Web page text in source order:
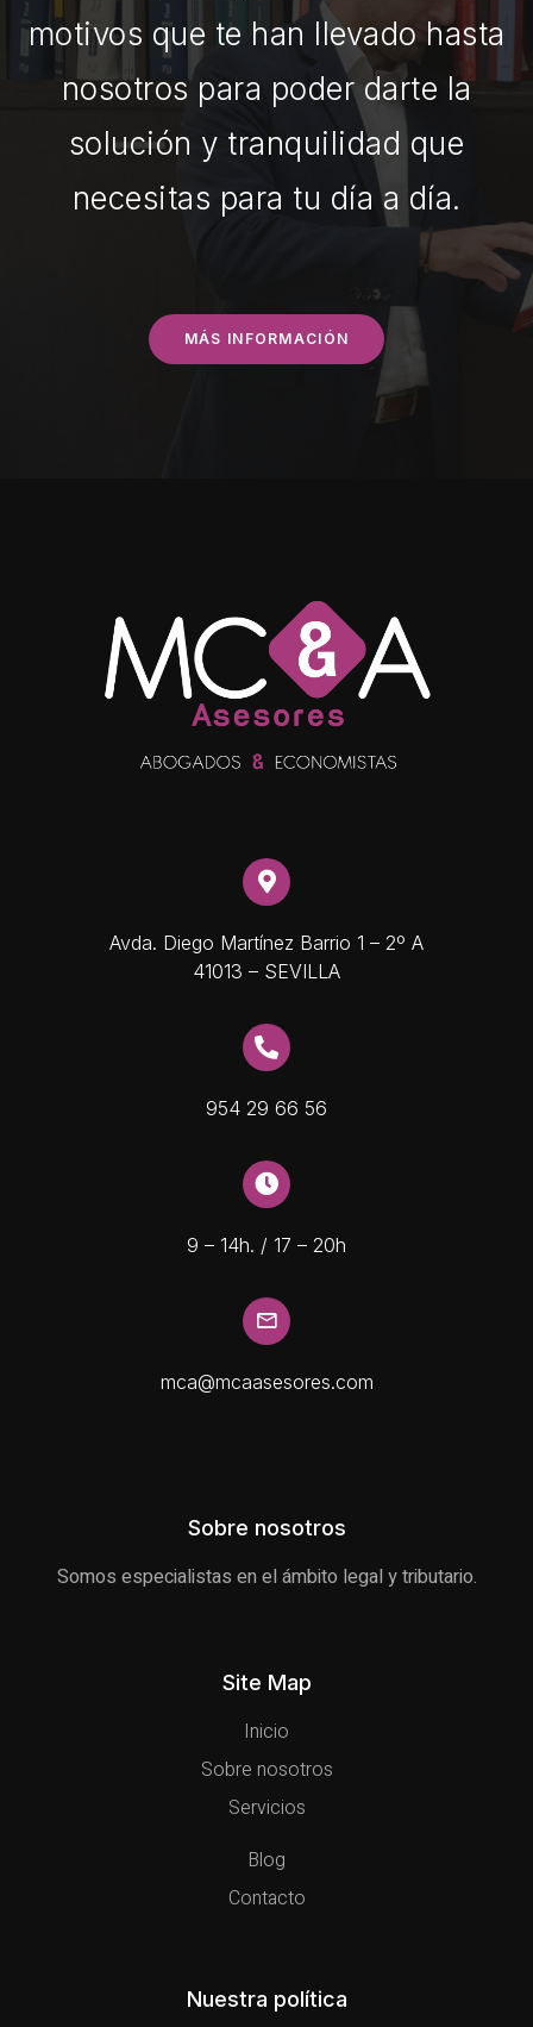
motivos que te han llevado hasta
nosotros para poder darte la
solución y tranquilidad que
necesitas para tu día a día.
MÁS INFORMACIÓN
Avda. Diego Martínez Barrio 1 – 2º A
41013 – SEVILLA
954 29 66 56
9 – 14h. / 17 – 20h
mca@mcaasesores.com
Sobre nosotros
Somos especialistas en el ámbito legal y tributario.
Site Map
Inicio
Sobre nosotros
Servicios
Blog
Contacto
Nuestra política